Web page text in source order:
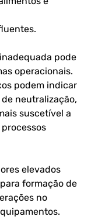
pode
operacionais.
podem indicar
neutralização,
suscetível a
elevados
formação de
no